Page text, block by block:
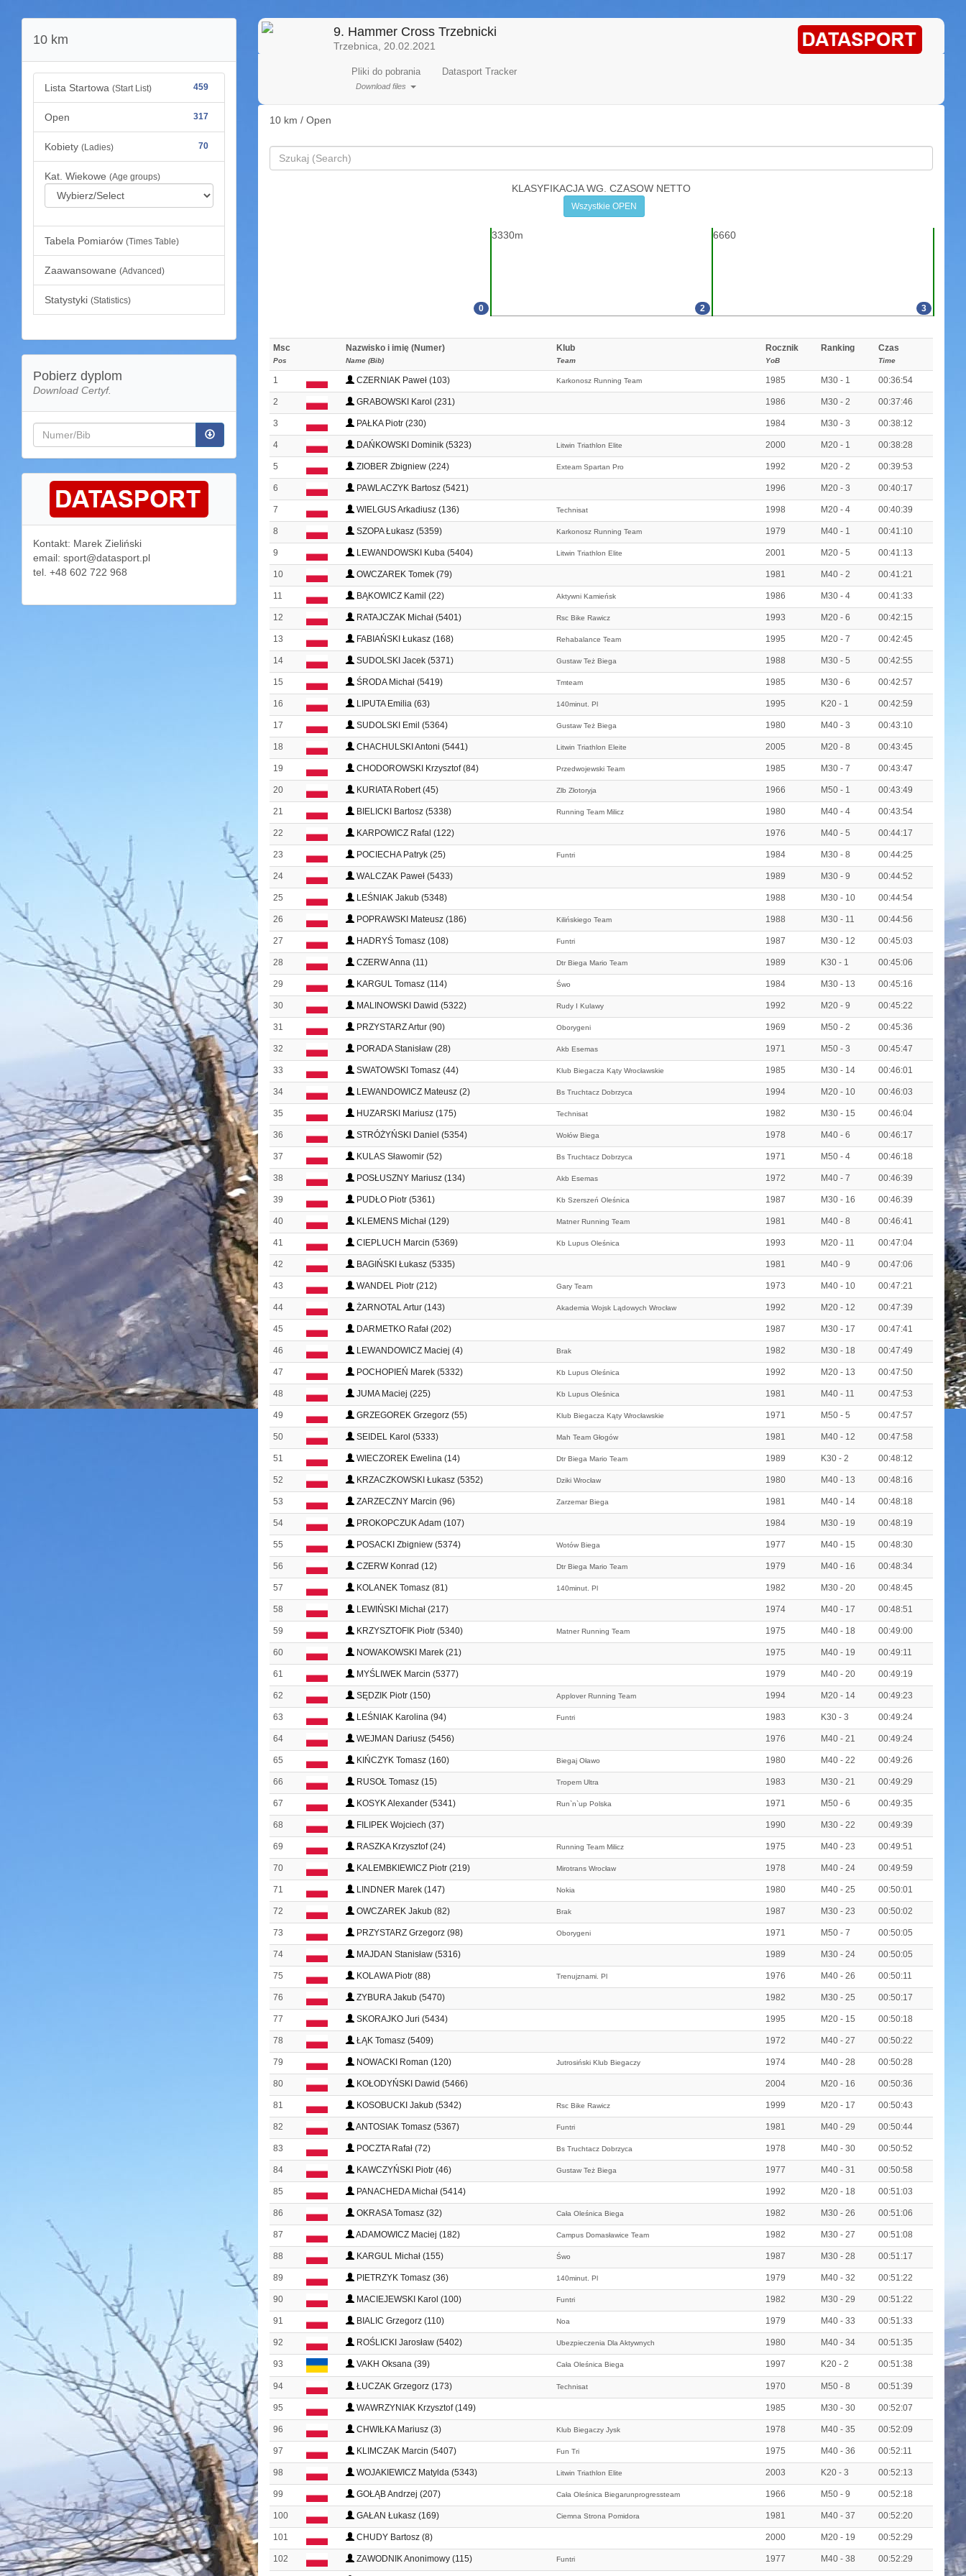
10 km
Lista Startowa (Start List) 459
Open 317
Kobiety (Ladies) 70
Kat. Wiekowe (Age groups)
Tabela Pomiarów (Times Table)
Zaawansowane (Advanced)
Statystyki (Statistics)
Pobierz dyplom
Download Certyf.
Kontakt: Marek Zieliński
email: sport@datasport.pl
tel. +48 602 722 968
9. Hammer Cross Trzebnicki
Trzebnica, 20.02.2021
Pliki do pobrania
Download files
Datasport Tracker
10 km / Open
KLASYFIKACJA WG. CZASOW NETTO
Wszystkie OPEN
0
3330m
2
6660
3
Msc
Pos
Nazwisko i imię (Numer)
Name (Bib)
Klub
Team
Rocznik
YoB
Ranking Czas
Time
1 CZERNIAK Paweł (103) Karkonosz Running Team 1985 M30 - 1 00:36:54
2 GRABOWSKI Karol (231) 1986 M30 - 2 00:37:46
3 PAŁKA Piotr (230) 1984 M30 - 3 00:38:12
4 DAŃKOWSKI Dominik (5323) Litwin Triathlon Elite 2000 M20 - 1 00:38:28
5 ZIOBER Zbigniew (224) Exteam Spartan Pro 1992 M20 - 2 00:39:53
6 PAWLACZYK Bartosz (5421) 1996 M20 - 3 00:40:17
7 WIELGUS Arkadiusz (136) Technisat 1998 M20 - 4 00:40:39
8 SZOPA Łukasz (5359) Karkonosz Running Team 1979 M40 - 1 00:41:10
9 LEWANDOWSKI Kuba (5404) Litwin Triathlon Elite 2001 M20 - 5 00:41:13
10 OWCZAREK Tomek (79) 1981 M40 - 2 00:41:21
11 BĄKOWICZ Kamil (22) Aktywni Kamieńsk 1986 M30 - 4 00:41:33
12 RATAJCZAK Michał (5401) Rsc Bike Rawicz 1993 M20 - 6 00:42:15
13 FABIAŃSKI Łukasz (168) Rehabalance Team 1995 M20 - 7 00:42:45
14 SUDOLSKI Jacek (5371) Gustaw Też Biega 1988 M30 - 5 00:42:55
15 ŚRODA Michał (5419) Tmteam 1985 M30 - 6 00:42:57
16 LIPUTA Emilia (63) 140minut. Pl 1995 K20 - 1 00:42:59
17 SUDOLSKI Emil (5364) Gustaw Też Biega 1980 M40 - 3 00:43:10
18 CHACHULSKI Antoni (5441) Litwin Triathlon Eleite 2005 M20 - 8 00:43:45
19 CHODOROWSKI Krzysztof (84) Przedwojewski Team 1985 M30 - 7 00:43:47
20 KURIATA Robert (45) Zlb Złotoryja 1966 M50 - 1 00:43:49
21 BIELICKI Bartosz (5338) Running Team Milicz 1980 M40 - 4 00:43:54
22 KARPOWICZ Rafal (122) 1976 M40 - 5 00:44:17
23 POCIECHA Patryk (25) Funtri 1984 M30 - 8 00:44:25
24 WALCZAK Paweł (5433) 1989 M30 - 9 00:44:52
25 LEŚNIAK Jakub (5348) 1988 M30 - 10 00:44:54
26 POPRAWSKI Mateusz (186) Kilińskiego Team 1988 M30 - 11 00:44:56
27 HADRYŚ Tomasz (108) Funtri 1987 M30 - 12 00:45:03
28 CZERW Anna (11) Dtr Biega Mario Team 1989 K30 - 1 00:45:06
29 KARGUL Tomasz (114) Śwo 1984 M30 - 13 00:45:16
30 MALINOWSKI Dawid (5322) Rudy I Kulawy 1992 M20 - 9 00:45:22
31 PRZYSTARZ Artur (90) Oborygeni 1969 M50 - 2 00:45:36
32 PORADA Stanisław (28) Akb Esemas 1971 M50 - 3 00:45:47
33 SWATOWSKI Tomasz (44) Klub Biegacza Kąty Wrocławskie 1985 M30 - 14 00:46:01
34 LEWANDOWICZ Mateusz (2) Bs Truchtacz Dobrzyca 1994 M20 - 10 00:46:03
35 HUZARSKI Mariusz (175) Technisat 1982 M30 - 15 00:46:04
36 STRÓŻYŃSKI Daniel (5354) Wołów Biega 1978 M40 - 6 00:46:17
37 KULAS Sławomir (52) Bs Truchtacz Dobrzyca 1971 M50 - 4 00:46:18
38 POSŁUSZNY Mariusz (134) Akb Esemas 1972 M40 - 7 00:46:39
39 PUDŁO Piotr (5361) Kb Szerszeń Oleśnica 1987 M30 - 16 00:46:39
40 KLEMENS Michał (129) Matner Running Team 1981 M40 - 8 00:46:41
41 CIEPLUCH Marcin (5369) Kb Lupus Oleśnica 1993 M20 - 11 00:47:04
42 BAGIŃSKI Łukasz (5335) 1981 M40 - 9 00:47:06
43 WANDEL Piotr (212) Gary Team 1973 M40 - 10 00:47:21
44 ŻARNOTAL Artur (143) Akademia Wojsk Lądowych Wrocław 1992 M20 - 12 00:47:39
45 DARMETKO Rafał (202) 1987 M30 - 17 00:47:41
46 LEWANDOWICZ Maciej (4) Brak 1982 M30 - 18 00:47:49
47 POCHOPIEŃ Marek (5332) Kb Lupus Oleśnica 1992 M20 - 13 00:47:50
48 JUMA Maciej (225) Kb Lupus Oleśnica 1981 M40 - 11 00:47:53
49 GRZEGOREK Grzegorz (55) Klub Biegacza Kąty Wrocławskie 1971 M50 - 5 00:47:57
50 SEIDEL Karol (5333) Mah Team Głogów 1981 M40 - 12 00:47:58
51 WIECZOREK Ewelina (14) Dtr Biega Mario Team 1989 K30 - 2 00:48:12
52 KRZACZKOWSKI Łukasz (5352) Dziki Wrocław 1980 M40 - 13 00:48:16
53 ZARZECZNY Marcin (96) Zarzemar Biega 1981 M40 - 14 00:48:18
54 PROKOPCZUK Adam (107) 1984 M30 - 19 00:48:19
55 POSACKI Zbigniew (5374) Wotów Biega 1977 M40 - 15 00:48:30
56 CZERW Konrad (12) Dtr Biega Mario Team 1979 M40 - 16 00:48:34
57 KOLANEK Tomasz (81) 140minut. Pl 1982 M30 - 20 00:48:45
58 LEWIŃSKI Michał (217) 1974 M40 - 17 00:48:51
59 KRZYSZTOFIK Piotr (5340) Matner Running Team 1975 M40 - 18 00:49:00
60 NOWAKOWSKI Marek (21) 1975 M40 - 19 00:49:11
61 MYŚLIWEK Marcin (5377) 1979 M40 - 20 00:49:19
62 SĘDZIK Piotr (150) Applover Running Team 1994 M20 - 14 00:49:23
63 LEŚNIAK Karolina (94) Funtri 1983 K30 - 3 00:49:24
64 WEJMAN Dariusz (5456) 1976 M40 - 21 00:49:24
65 KIŃCZYK Tomasz (160) Biegaj Oławo 1980 M40 - 22 00:49:26
66 RUSOŁ Tomasz (15) Tropem Ultra 1983 M30 - 21 00:49:29
67 KOSYK Alexander (5341) Run`n`up Polska 1971 M50 - 6 00:49:35
68 FILIPEK Wojciech (37) 1990 M30 - 22 00:49:39
69 RASZKA Krzysztof (24) Running Team Milicz 1975 M40 - 23 00:49:51
70 KALEMBKIEWICZ Piotr (219) Mirotrans Wrocław 1978 M40 - 24 00:49:59
71 LINDNER Marek (147) Nokia 1980 M40 - 25 00:50:01
72 OWCZAREK Jakub (82) Brak 1987 M30 - 23 00:50:02
73 PRZYSTARZ Grzegorz (98) Oborygeni 1971 M50 - 7 00:50:05
74 MAJDAN Stanisław (5316) 1989 M30 - 24 00:50:05
75 KOLAWA Piotr (88) Trenujznami. Pl 1976 M40 - 26 00:50:11
76 ZYBURA Jakub (5470) 1982 M30 - 25 00:50:17
77 SKORAJKO Juri (5434) 1995 M20 - 15 00:50:18
78 ŁĄK Tomasz (5409) 1972 M40 - 27 00:50:22
79 NOWACKI Roman (120) Jutrosiński Klub Biegaczy 1974 M40 - 28 00:50:28
80 KOŁODYŃSKI Dawid (5466) 2004 M20 - 16 00:50:36
81 KOSOBUCKI Jakub (5342) Rsc Bike Rawicz 1999 M20 - 17 00:50:43
82 ANTOSIAK Tomasz (5367) Funtri 1981 M40 - 29 00:50:44
83 POCZTA Rafał (72) Bs Truchtacz Dobrzyca 1978 M40 - 30 00:50:52
84 KAWCZYŃSKI Piotr (46) Gustaw Też Biega 1977 M40 - 31 00:50:58
85 PANACHEDA Michał (5414) 1992 M20 - 18 00:51:03
86 OKRASA Tomasz (32) Cała Oleśnica Biega 1982 M30 - 26 00:51:06
87 ADAMOWICZ Maciej (182) Campus Domasławice Team 1982 M30 - 27 00:51:08
88 KARGUL Michał (155) Śwo 1987 M30 - 28 00:51:17
89 PIETRZYK Tomasz (36) 140minut. Pl 1979 M40 - 32 00:51:22
90 MACIEJEWSKI Karol (100) Funtri 1982 M30 - 29 00:51:22
91 BIALIC Grzegorz (110) Noa 1979 M40 - 33 00:51:33
92 ROŚLICKI Jarosław (5402) Ubezpieczenia Dla Aktywnych 1980 M40 - 34 00:51:35
93 VAKH Oksana (39) Cała Oleśnica Biega 1997 K20 - 2 00:51:38
94 ŁUCZAK Grzegorz (173) Technisat 1970 M50 - 8 00:51:39
95 WAWRZYNIAK Krzysztof (149) 1985 M30 - 30 00:52:07
96 CHWIŁKA Mariusz (3) Klub Biegaczy Jysk 1978 M40 - 35 00:52:09
97 KLIMCZAK Marcin (5407) Fun Tri 1975 M40 - 36 00:52:11
98 WOJAKIEWICZ Matylda (5343) Litwin Triathlon Elite 2003 K20 - 3 00:52:13
99 GOŁĄB Andrzej (207) Cała Oleśnica Biegarunprogressteam 1966 M50 - 9 00:52:18
100 GAŁAN Łukasz (169) Ciemna Strona Pomidora 1981 M40 - 37 00:52:20
101 CHUDY Bartosz (8) 2000 M20 - 19 00:52:29
102 ZAWODNIK Anonimowy (115) Funtri 1977 M40 - 38 00:52:29